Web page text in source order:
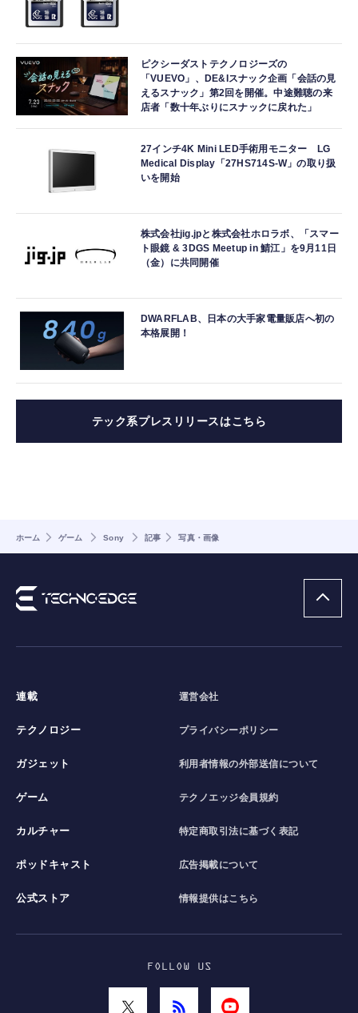
ピクシーダストテクノロジーズの
「VUEVO」、DE&Iスナック企画「会話の見
えるスナック」第2回を開催。中途難聴の来
店者「数十年ぶりにスナックに戻れた」
27インチ4K Mini LED手術用モニター LG
Medical Display「27HS714S-W」の取り扱
いを開始
株式会社jig.jpと株式会社ホロラボ、「スマー
ト眼鏡 & 3DGS Meetup in 鯖江」を9月11日
（金）に共同開催
DWARFLAB、日本の大手家電量販店へ初の
本格展開！
テック系プレスリリースはこちら
ホーム ゲーム Sony 記事 写真・画像
連載
テクノロジー
ガジェット
ゲーム
カルチャー
ポッドキャスト
公式ストア
運営会社
プライバシーポリシー
利用者情報の外部送信について
テクノエッジ会員規約
特定商取引法に基づく表記
広告掲載について
情報提供はこちら
FOLLOW US